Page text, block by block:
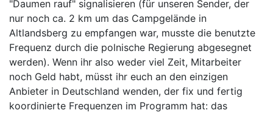
"Daumen rauf" signalisieren (für unseren Sender, der
nur noch ca. 2 km um das Campgelände in
Altlandsberg zu empfangen war, musste die benutzte
Frequenz durch die polnische Regierung abgesegnet
werden). Wenn ihr also weder viel Zeit, Mitarbeiter
noch Geld habt, müsst ihr euch an den einzigen
Anbieter in Deutschland wenden, der fix und fertig
koordinierte Frequenzen im Programm hat: das